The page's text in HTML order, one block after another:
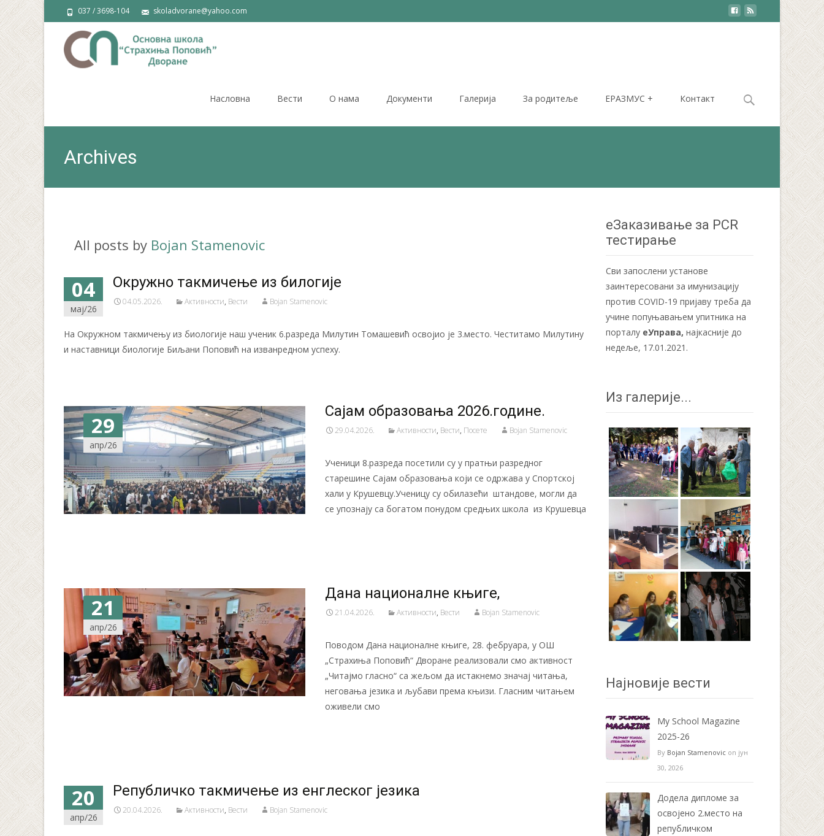
037 / 3698-104 skoladvorane@yahoo.com
Насловна Вести О нама Документи Галерија За родитеље ЕРАЗМУС + Контакт
Search
Archives
All posts by Bojan Stamenovic
04
мај/26
Окружно такмичење из билогије
04.05.2026. Активности, Вести Bojan Stamenovic
На Окружном такмичењу из биологије наш ученик 6.разреда Милутин Томашевић освојио је 3.место. Честитамо Милутину
и наставници биологије Биљани Поповић на изванредном успеху.
29
апр/26
Сајам образовања 2026.године.
29.04.2026. Активности, Вести, Посете Bojan Stamenovic
Ученици 8.разреда посетили су у пратњи разредног
старешине Сајам образовања који се одржава у Спортској
хали у Крушевцу.Ученицу су обилазећи штандове, могли да
се упознају са богатом понудом средњих школа из Крушевца
21
апр/26
Дана националне књиге,
21.04.2026. Активности, Вести Bojan Stamenovic
Поводом Дана националне књиге, 28. фебруара, у ОШ
„Страхиња Поповић“ Дворане реализовали смо активност
„Читајмо гласно“ са жељом да истакнемо значај читања,
неговања језика и љубави према књизи. Гласним читањем
оживели смо
20
апр/26
Републичко такмичење из енглеског језика
20.04.2026. Активности, Вести Bojan Stamenovic
еЗаказивање за PCR
тестирање
Сви запослени установе
заинтересовани за имунизацију
против COVID-19 пријаву треба да
учине попуњавањем упитника на
порталу еУправа, најкасније до
недеље, 17.01.2021.
Из галерије...
Најновије вести
My School Magazine
2025-26
By Bojan Stamenovic on јун
30, 2026
Додела дипломе за
освојено 2.место на
републичком